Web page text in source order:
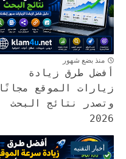
منذ بضع شهور
أفضل طرق زيادة
زيارات الموقع مجانًا
وتصدر نتائج البحث
2026
أخبار التقنيه